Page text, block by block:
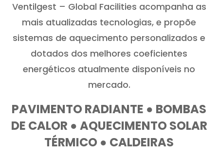
Ventilgest – Global Facilities acompanha as
mais atualizadas tecnologias, e propõe
sistemas de aquecimento personalizados e
dotados dos melhores coeficientes
energéticos atualmente disponíveis no
mercado.
PAVIMENTO RADIANTE ● BOMBAS
DE CALOR ● AQUECIMENTO SOLAR
TÉRMICO ● CALDEIRAS